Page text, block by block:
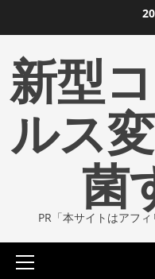
ン
ツ
ま
新型
ルス
菌
PR「本サイトはアフ
プ